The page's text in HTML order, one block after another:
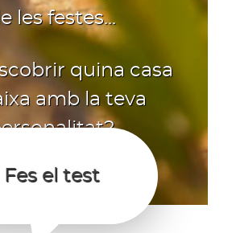
les festes...
quina casa
amb la teva
Fes el test